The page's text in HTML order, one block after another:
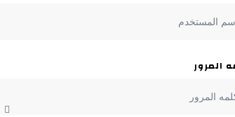
المرور